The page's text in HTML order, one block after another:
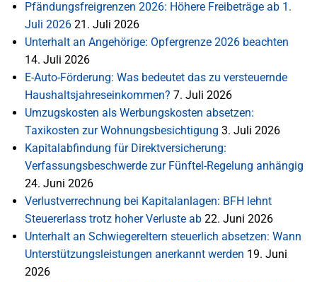
Pfändungsfreigrenzen 2026: Höhere Freibeträge ab 1.
Juli 2026 21. Juli 2026
Unterhalt an Angehörige: Opfergrenze 2026 beachten
14. Juli 2026
E-Auto-Förderung: Was bedeutet das zu versteuernde
Haushaltsjahreseinkommen? 7. Juli 2026
Umzugskosten als Werbungskosten absetzen:
Taxikosten zur Wohnungsbesichtigung 3. Juli 2026
Kapitalabfindung für Direktversicherung:
Verfassungsbeschwerde zur Fünftel-Regelung anhängig
24. Juni 2026
Verlustverrechnung bei Kapitalanlagen: BFH lehnt
Steuererlass trotz hoher Verluste ab 22. Juni 2026
Unterhalt an Schwiegereltern steuerlich absetzen: Wann
Unterstützungsleistungen anerkannt werden 19. Juni
2026